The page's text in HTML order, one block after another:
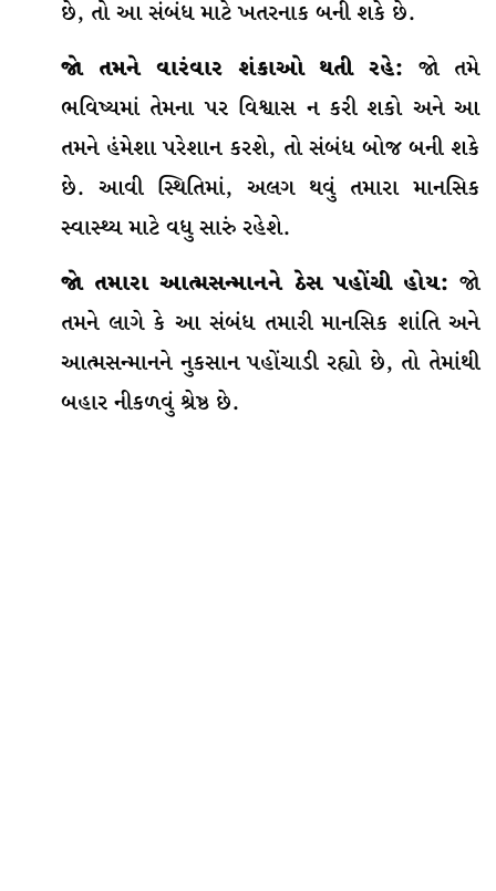
છે, તો આ સંબંધ માટે ખતરનાક બની શકે છે.
જો તમને વારંવાર શંકાઓ થતી રહે: જો તમે
ભવિષ્યમાં તેમના પર વિશ્વાસ ન કરી શકો અને આ
તમને હંમેશા પરેશાન કરશે, તો સંબંધ બોજ બની શકે
છે. આવી સ્થિતિમાં, અલગ થવું તમારા માનસિક
સ્વાસ્થ્ય માટે વધુ સારું રહેશે.
જો તમારા આત્મસન્માનને ઠેસ પહોંચી હોય: જો
તમને લાગે કે આ સંબંધ તમારી માનસિક શાંતિ અને
આત્મસન્માનને નુકસાન પહોંચાડી રહ્યો છે, તો તેમાંથી
બહાર નીકળવું શ્રેષ્ઠ છે.